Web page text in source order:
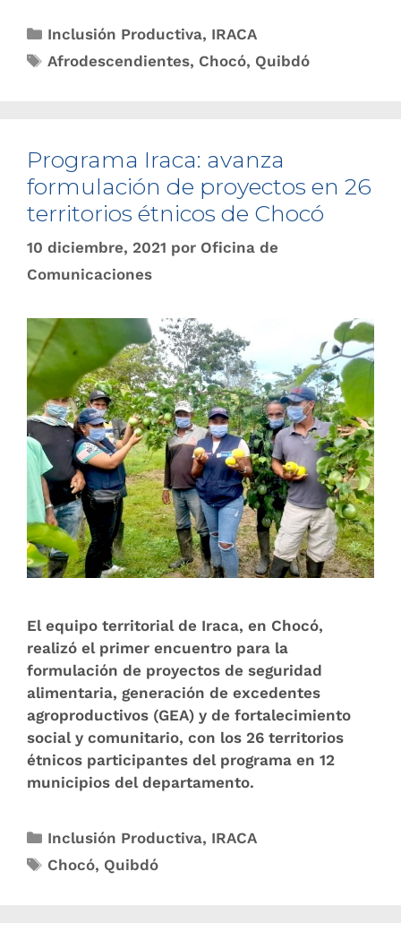
Inclusión Productiva, IRACA
Afrodescendientes, Chocó, Quibdó
Programa Iraca: avanza
formulación de proyectos en 26
territorios étnicos de Chocó
10 diciembre, 2021 por Oficina de
Comunicaciones
El equipo territorial de Iraca, en Chocó,
realizó el primer encuentro para la
formulación de proyectos de seguridad
alimentaria, generación de excedentes
agroproductivos (GEA) y de fortalecimiento
social y comunitario, con los 26 territorios
étnicos participantes del programa en 12
municipios del departamento.
Inclusión Productiva, IRACA
Chocó, Quibdó